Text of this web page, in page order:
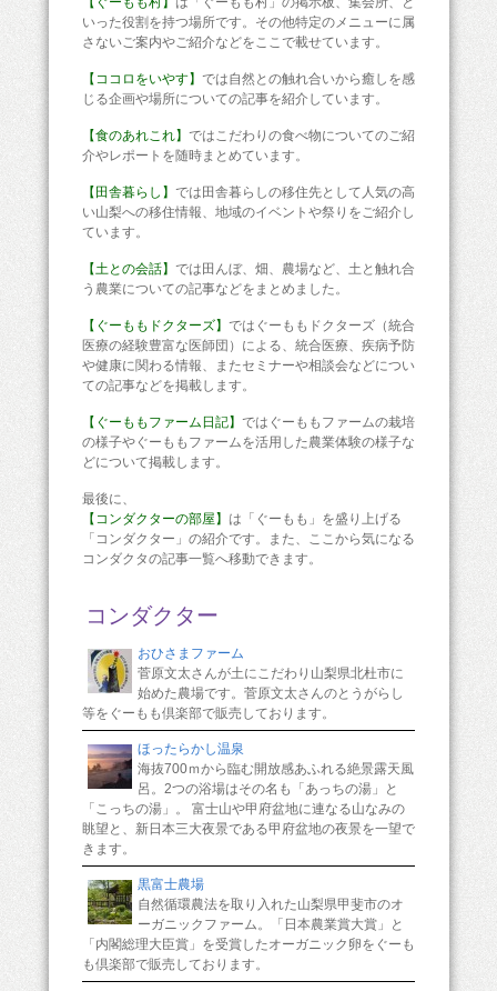
いった役割を持つ場所です。その他特定のメニューに属
さないご案内やご紹介などをここで載せています。
【ココロをいやす】 では自然との触れ合いから癒しを感
じる企画や場所についての記事を紹介しています。
【食のあれこれ】 ではこだわりの食べ物についてのご紹
介やレポートを随時まとめています。
【田舎暮らし】 では田舎暮らしの移住先として人気の高
い山梨への移住情報、地域のイベントや祭りをご紹介し
ています。
【土との会話】 では田んぼ、畑、農場など、土と触れ合
う農業についての記事などをまとめました。
【ぐーももドクターズ】 ではぐーももドクターズ（統合
医療の経験豊富な医師団）による、統合医療、疾病予防
や健康に関わる情報、またセミナーや相談会などについ
ての記事などを掲載します。
【ぐーももファーム日記】 ではぐーももファームの栽培
の様子やぐーももファームを活用した農業体験の様子な
どについて掲載します。
最後に、
【コンダクターの部屋】 は「ぐーもも」を盛り上げる
「コンダクター」の紹介です。また、ここから気になる
コンダクタの記事一覧へ移動できます。
コンダクター
おひさまファーム
菅原文太さんが土にこだわり山梨県北杜市に
始めた農場です。菅原文太さんのとうがらし
等をぐーもも倶楽部で販売しております。
ほったらかし温泉
海抜700ｍから臨む開放感あふれる絶景露天風
呂。2つの浴場はその名も「あっちの湯」と
「こっちの湯」。 富士山や甲府盆地に連なる山なみの
眺望と、新日本三大夜景である甲府盆地の夜景を一望で
きます。
黒富士農場
自然循環農法を取り入れた山梨県甲斐市のオ
ーガニックファーム。「日本農業賞大賞」と
「内閣総理大臣賞」を受賞したオーガニック卵をぐーも
も倶楽部で販売しております。